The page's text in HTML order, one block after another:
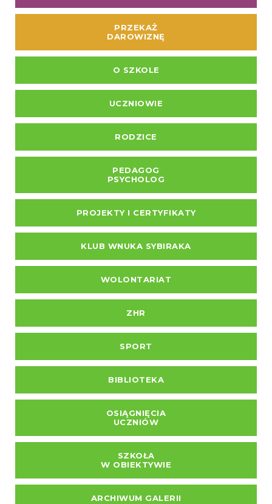
PRZEKAŻ
DAROWIZNĘ
O SZKOLE
UCZNIOWIE
RODZICE
PEDAGOG
PSYCHOLOG
PROJEKTY I CERTYFIKATY
KLUB WNUKA SYBIRAKA
WOLONTARIAT
ZHR
SPORT
BIBLIOTEKA
OSIĄGNIĘCIA
UCZNIÓW
SZKOŁA
W OBIEKTYWIE
ARCHIWUM GALERII